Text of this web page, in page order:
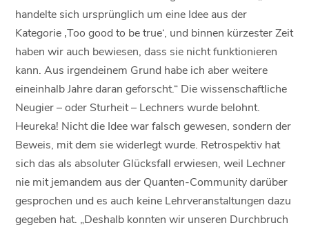
handelte sich ursprünglich um eine Idee aus der
Kategorie ‚Too good to be true‘, und binnen kürzester Zeit
haben wir auch bewiesen, dass sie nicht funktionieren
kann. Aus irgendeinem Grund habe ich aber weitere
eineinhalb Jahre daran geforscht.“ Die wissenschaftliche
Neugier – oder Sturheit – Lechners wurde belohnt.
Heureka! Nicht die Idee war falsch gewesen, sondern der
Beweis, mit dem sie widerlegt wurde. Retrospektiv hat
sich das als absoluter Glücksfall erwiesen, weil Lechner
nie mit jemandem aus der Quanten-Community darüber
gesprochen und es auch keine Lehrveranstaltungen dazu
gegeben hat. „Deshalb konnten wir unseren Durchbruch